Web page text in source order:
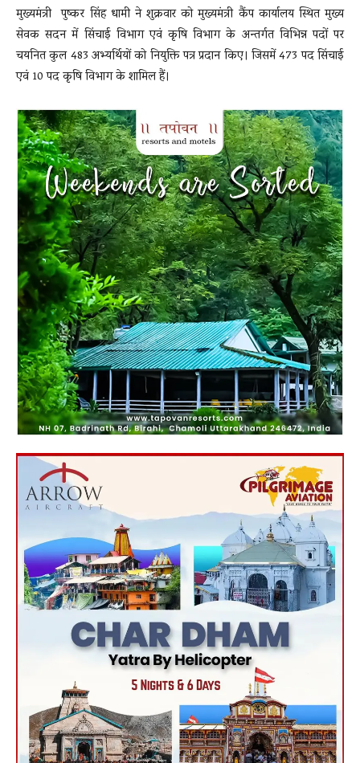
मुख्यमंत्री पुष्कर सिंह धामी ने शुक्रवार को मुख्यमंत्री कैंप कार्यालय स्थित मुख्य
सेवक सदन में सिंचाई विभाग एवं कृषि विभाग के अन्तर्गत विभिन्न पदों पर
चयनित कुल 483 अभ्यर्थियों को नियुक्ति पत्र प्रदान किए। जिसमें 473 पद सिंचाई
एवं 10 पद कृषि विभाग के शामिल हैं।